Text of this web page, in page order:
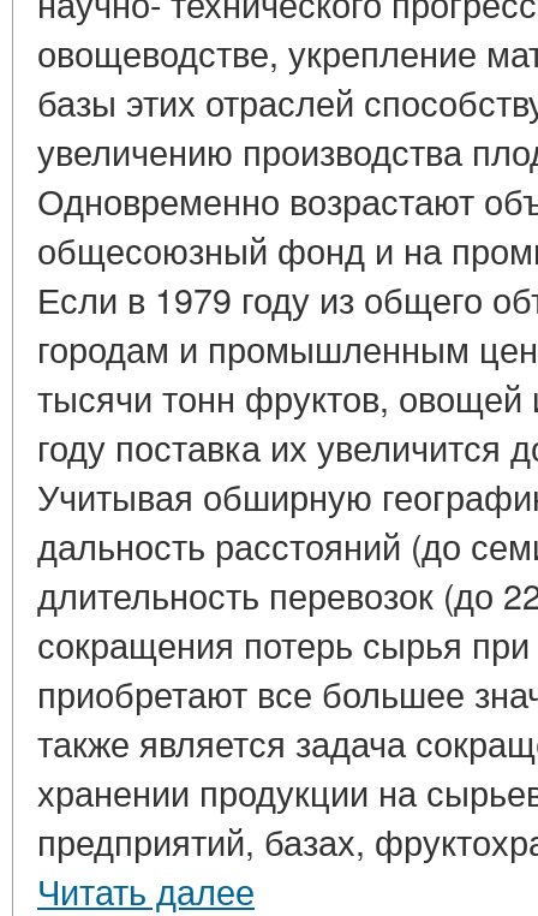
овощеводстве, укрепление
базы этих отраслей
увеличению производства
Одновременно возрастают
общесоюзный фонд и на
Если в 1979 году из общего
городам и промышленным
тысячи тонн фруктов, овощей
году поставка их увеличится
Учитывая обширную
дальность расстояний (до
длительность перевозок (до
сокращения потерь сырья при
приобретают все большее
также является задача
хранении продукции на
предприятий, базах,
Читать далее